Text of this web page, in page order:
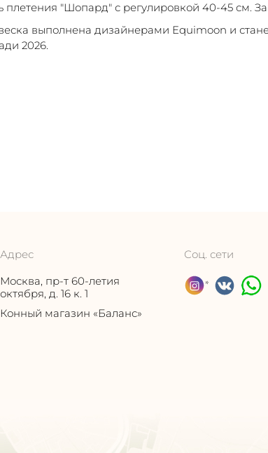
плетения "Шопард" с регулировкой 40-45 см.
выполнена дизайнерами Equimoon и
2026.
Адрес
Москва, пр-т 60-летия
октября, д. 16 к. 1
Конный магазин «Баланс»
Соц. сети
*